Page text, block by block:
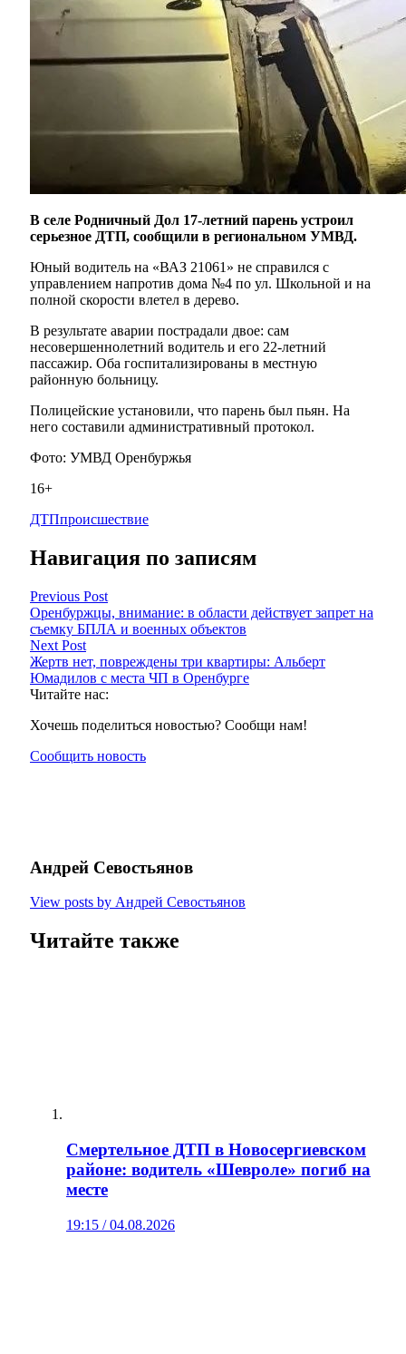
В селе Родничный Дол 17-летний парень устроил
серьезное ДТП, сообщили в региональном УМВД.
Юный водитель на «ВАЗ 21061» не справился с
управлением напротив дома №4 по ул. Школьной и на
полной скорости влетел в дерево.
В результате аварии пострадали двое: сам
несовершеннолетний водитель и его 22-летний
пассажир. Оба госпитализированы в местную
районную больницу.
Полицейские установили, что парень был пьян. На
него составили административный протокол.
Фото: УМВД Оренбуржья
16+
ДТПпроисшествие
Навигация по записям
Previous Post
Оренбуржцы, внимание: в области действует запрет на
съемку БПЛА и военных объектов
Next Post
Жертв нет, повреждены три квартиры: Альберт
Юмадилов с места ЧП в Оренбурге
Читайте нас:
Хочешь поделиться новостью? Сообщи нам!
Сообщить новость
Андрей Севостьянов
View posts by Андрей Севостьянов
Читайте также
Смертельное ДТП в Новосергиевском
районе: водитель «Шевроле» погиб на
месте
19:15 / 04.08.2026